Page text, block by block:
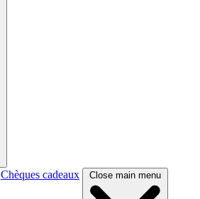
Chèques cadeaux Close main menu